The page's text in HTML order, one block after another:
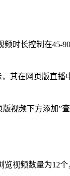
时长控制在45-
其在网页版直播
视频下方添加”
视频数量为12